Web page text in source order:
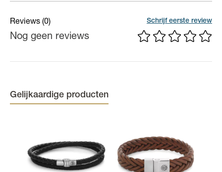
Breedte
Materiaal Staal, Leder
Reviews (0) Schrijf eerste review
Nog geen reviews
Gelijkaardige producten